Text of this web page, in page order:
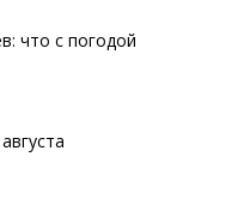
что с погодой